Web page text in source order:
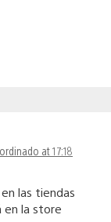
at 17:18
las tiendas
en la store